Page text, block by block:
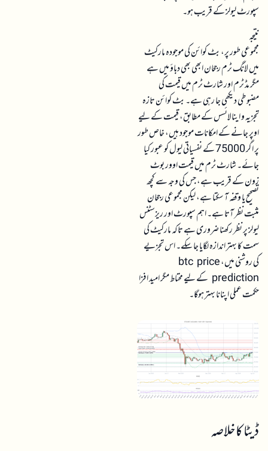
سپورٹ لیولز کے قریب ہو۔
نتیجہ
مجموعی طور پر، بٹ کوائن کی موجودہ مارکیٹ
میں لانگ ٹرم رجحان ابھی بھی دباؤ میں ہے
مگر مڈ ٹرم اور شارٹ ٹرم میں قیمت کی
مضبوطی دیکھی جا رہی ہے۔ بٹ کوائن تازہ
تجزیہ و اینالائسس کے مطابق، قیمت کے لیے
اوپر جانے کے امکانات موجود ہیں، خاص طور
پر اگر 75000 کے نفسیاتی لیول کو عبور کیا
جائے۔ شارٹ ٹرم میں قیمت اوور بوٹ
زون کے قریب ہے، جس کی وجہ سے کچھ
تصحیح یا وقفہ آ سکتا ہے، لیکن مجموعی رجحان
مثبت نظر آتا ہے۔ اہم سپورٹ اور ریزسٹنس
لیولز پر نظر رکھنا ضروری ہے تاکہ مارکیٹ کی
سمت کا بہتر اندازہ لگایا جا سکے۔ اس تجزیے
کی روشنی میں، btc price
prediction کے لیے محتاط مگر امید افزا
حکمت عملی اپنانا بہتر ہوگا۔
ڈیٹا کا خلاصہ